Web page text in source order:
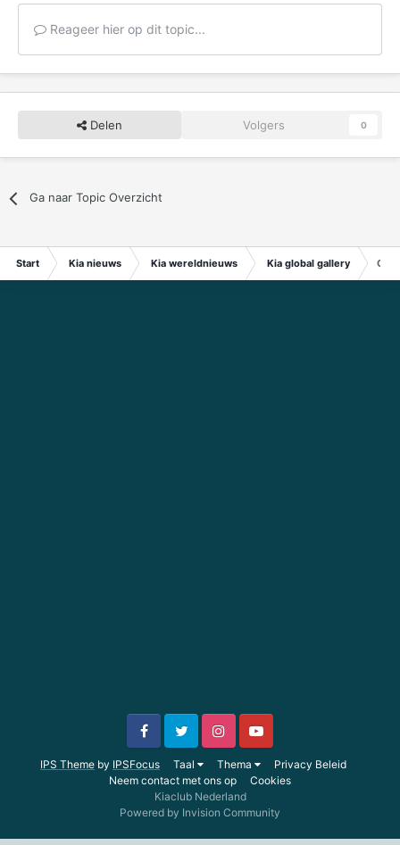
Reageer hier op dit topic...
Delen Volgers 0
Ga naar Topic Overzicht
Start Kia nieuws Kia wereldnieuws Kia global gallery
IPS Theme by IPSFocus Taal Thema
Privacy Beleid
Neem contact met ons op
Cookies
Kiaclub Nederland
Powered by Invision Community